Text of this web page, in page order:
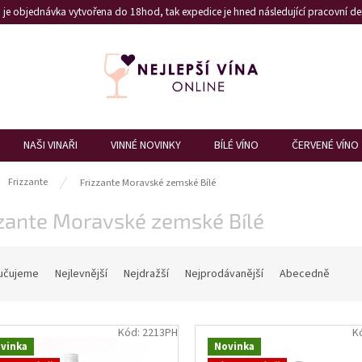
objednávka vytvořena do 18hod, tak expedice je hned následující pracovní
NAŠI VINAŘI VINNÉ NOVINKY BÍLÉ VÍNO ČERVENÉ VÍNO
Frizzante Frizzante Moravské zemské Bílé
Moravské zemské Bílé
Nejlevnější Nejdražší Nejprodávanější Abecedně
Kód: 2213PH
Novinka